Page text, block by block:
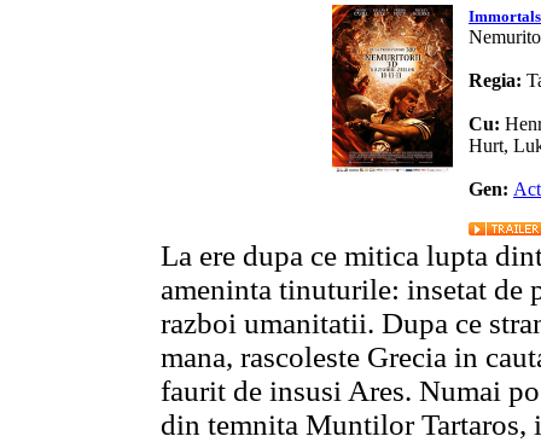
Immortals
Regia:
Cu:
Hurt,
Gen:
La ere dupa ce mitica lupta
ameninta tinuturile: insetat de
razboi umanitatii. Dupa ce
mana, rascoleste Grecia in
faurit de insusi Ares. Numai
din temnita Muntilor Tartaros,